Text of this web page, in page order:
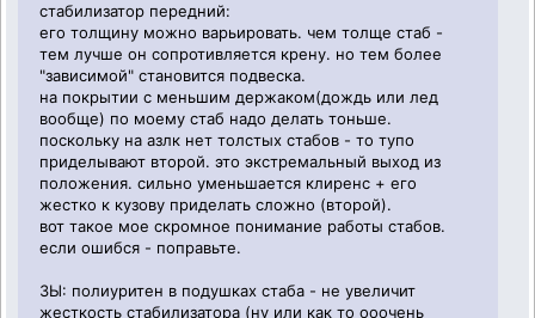
стабилизатор передний:
его толщину можно варьировать. чем толще стаб -
тем лучше он сопротивляется крену. но тем более
"зависимой" становится подвеска.
на покрытии с меньшим держаком(дождь или лед
вообще) по моему стаб надо делать тоньше.
поскольку на азлк нет толстых стабов - то тупо
приделывают второй. это экстремальный выход из
положения. сильно уменьшается клиренс + его
жестко к кузову приделать сложно (второй).
вот такое мое скромное понимание работы стабов.
если ошибся - поправьте.
ЗЫ: полиуритен в подушках стаба - не увеличит
жесткость стабилизатора (ну или как то ооочень